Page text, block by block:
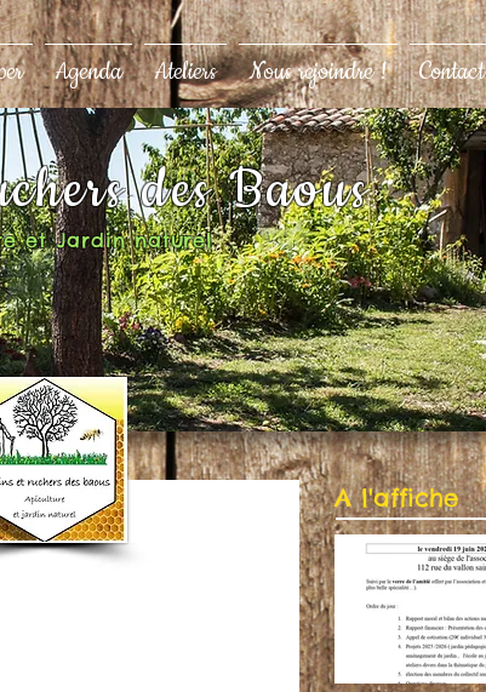
A l'affiche
Agenda Ateliers Nous rejoindre ! Contact
des Baous
et Jardin naturel